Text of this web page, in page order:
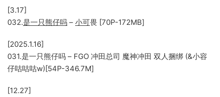
[3.17]
032.是一只熊仔吗 – 小可畏 [70P-172MB]
[2025.1.16]
031.是一只熊仔吗 – FGO 冲田总司 魔神冲田 双人捆绑 (&小容
仔咕咕咕w)[54P-346.7M]
[12.27]